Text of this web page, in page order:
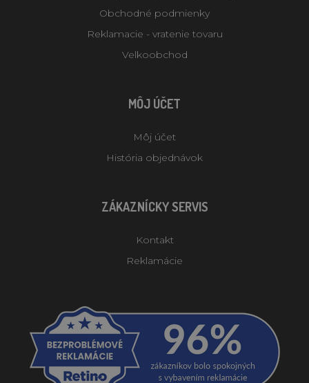
Obchodné podmienky
Reklamacie - vratenie tovaru
Velkoobchod
MÔJ ÚČET
Môj účet
História objednávok
ZÁKAZNÍCKY SERVIS
Kontakt
Reklamácie